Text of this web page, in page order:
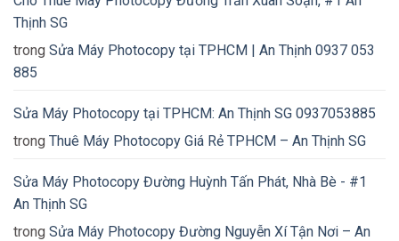
Thịnh SG
trong Sửa Máy Photocopy tại TPHCM | An Thịnh 0937 053
885
Sửa Máy Photocopy tại TPHCM: An Thịnh SG 0937053885
trong Thuê Máy Photocopy Giá Rẻ TPHCM – An Thịnh SG
Sửa Máy Photocopy Đường Huỳnh Tấn Phát, Nhà Bè - #1
An Thịnh SG
trong Sửa Máy Photocopy Đường Nguyễn Xí Tận Nơi – An